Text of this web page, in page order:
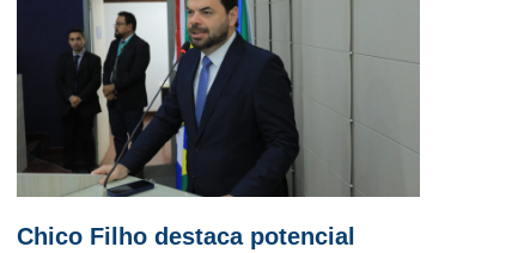
Chico Filho destaca potencial